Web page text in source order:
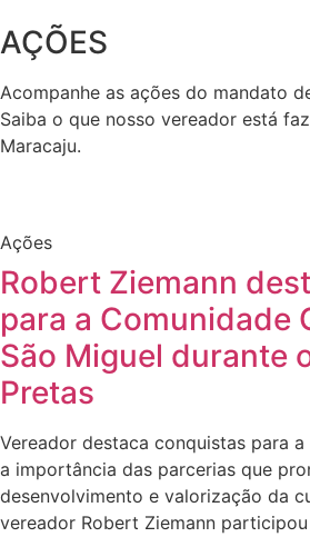
AÇÕES
Acompanhe as ações do mandato
Saiba o que nosso vereador está
Maracaju.
Ações
Robert Ziemann
para a Comunidade
São Miguel durante
Pretas
Vereador destaca conquistas para
a importância das parcerias que
desenvolvimento e valorização da
vereador Robert Ziemann